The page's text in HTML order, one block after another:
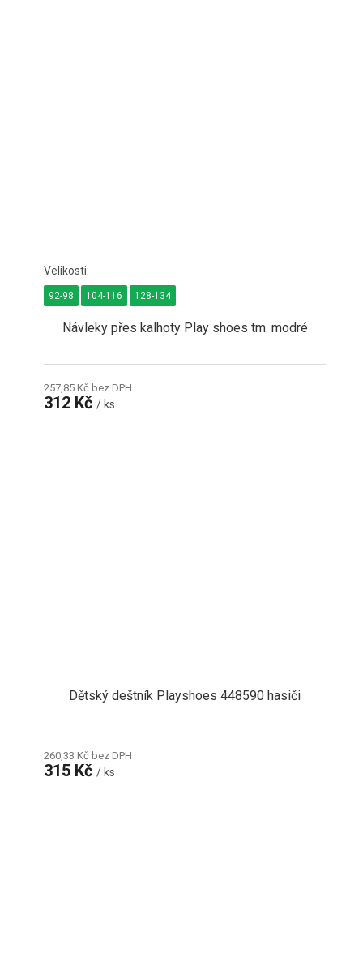
Návleky přes kalhoty Play shoes tm. modré
257,85 Kč bez DPH
312 Kč/ ks
92-98 104-116 128-134
Dětský deštník Playshoes 448590 hasiči
260,33 Kč bez DPH
315 Kč/ ks